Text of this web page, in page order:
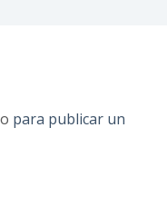
para publicar un